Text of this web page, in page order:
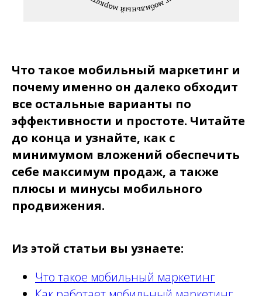
Что такое мобильный маркетинг и
почему именно он далеко обходит
все остальные варианты по
эффективности и простоте. Читайте
до конца и узнайте, как с
минимумом вложений обеспечить
себе максимум продаж, а также
плюсы и минусы мобильного
продвижения.
Из этой статьи вы узнаете:
Что такое мобильный маркетинг
Не хочу ничего читать —